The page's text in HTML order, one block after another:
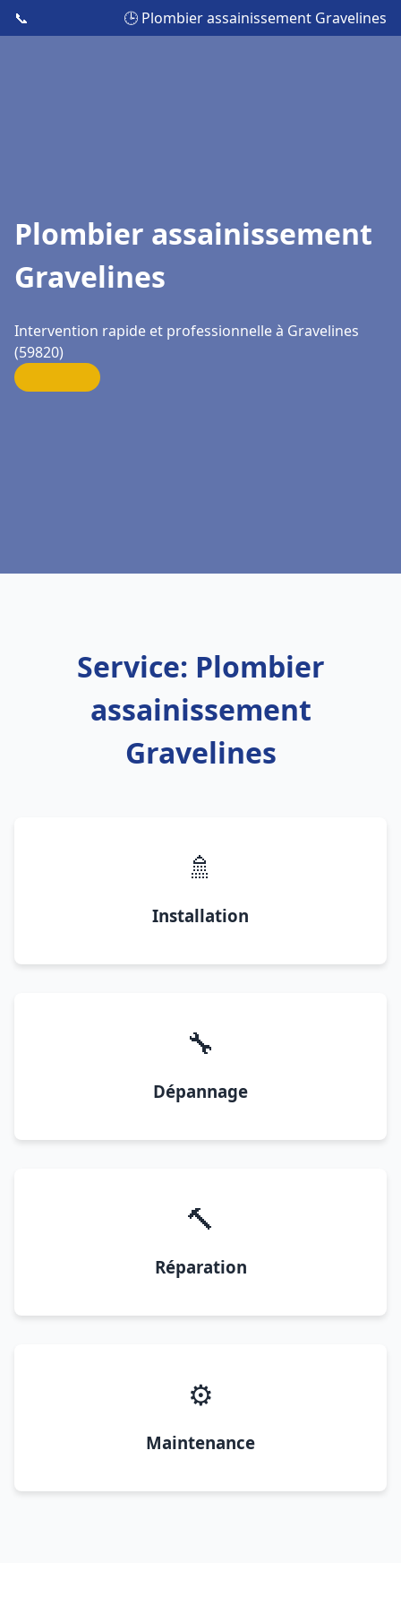
📞 🕒 Plombier assainissement Gravelines
Plombier assainissement
Gravelines
Intervention rapide et professionnelle à Gravelines
(59820)
Service: Plombier
assainissement
Gravelines
🚿
Installation
🔧
Dépannage
🔨
Réparation
⚙️
Maintenance